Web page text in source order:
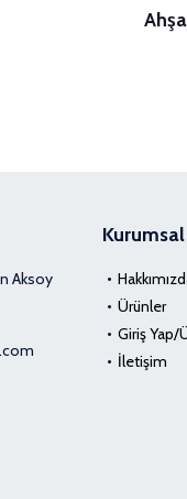
Aksoy
Kurumsal
Ürünler
Giriş Yap/
İletişim